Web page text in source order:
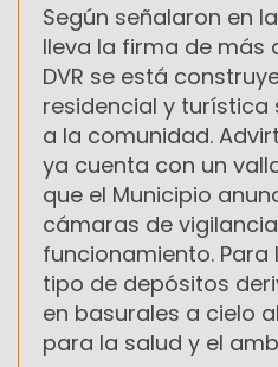
Según señalaron en
lleva la firma de más
DVR se está
residencial y turística
a la comunidad.
ya cuenta con un
que el Municipio
cámaras de
funcionamiento. Para
tipo de depósitos
en basurales a cielo
para la salud y el